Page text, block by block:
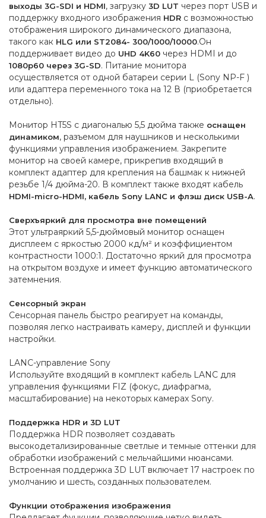
выходы 3G-SDI и HDMI, загрузку 3D LUT через порт USB и
поддержку входного изображения HDR с возможностью
отображения широкого динамического диапазона,
такого как HLG или ST2084- 300/1000/10000.Он
поддерживает видео до UHD 4K60 через HDMI и до
1080p60 через 3G-SD. Питание монитора
осуществляется от одной батареи серии L (Sony NP-F )
или адаптера переменного тока на 12 В (приобретается
отдельно).
Монитор HT5S с диагональю 5,5 дюйма также оснащен
динамиком, разъемом для наушников и несколькими
функциями управления изображением. Закрепите
монитор на своей камере, прикрепив входящий в
комплект адаптер для крепления на башмак к нижней
резьбе 1/4 дюйма-20. В комплект также входят кабель
HDMI-micro-HDMI, кабель Sony LANC и флэш диск USB-A.
Сверхъяркий для просмотра вне помещений
Этот ультраяркий 5,5-дюймовый монитор оснащен
дисплеем с яркостью 2000 кд/м² и коэффициентом
контрастности 1000:1. Достаточно яркий для просмотра
на открытом воздухе и имеет функцию автоматического
затемнения.
Сенсорный экран
Сенсорная панель быстро реагирует на команды,
позволяя легко настраивать камеру, дисплей и функции
настройки.
LANC-управление Sony
Используйте входящий в комплект кабель LANC для
управления функциями FIZ (фокус, диафрагма,
масштабирование) на некоторых камерах Sony.
Поддержка HDR и 3D LUT
Поддержка HDR позволяет создавать
высокодетализированные светлые и темные оттенки для
обработки изображений с мельчайшими нюансами.
Встроенная поддержка 3D LUT включает 17 настроек по
умолчанию и шесть, созданных пользователем.
Функции отображения изображения